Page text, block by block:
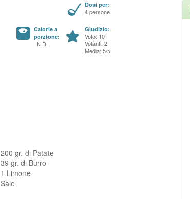
Dosi per:
4 persone
Calorie a
porzione:
N.D.
Giudizio:
Voto: 10
Votanti: 2
Media: 5/5
200 gr. di Patate
39 gr. di Burro
1 Limone
Sale